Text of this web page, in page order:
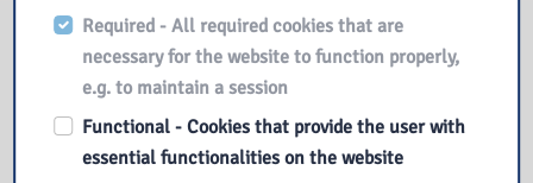
Our library
Required - All required cookies that are
necessary for the website to function properly,
e.g. to maintain a session
Functional - Cookies that provide the user with
essential functionalities on the website